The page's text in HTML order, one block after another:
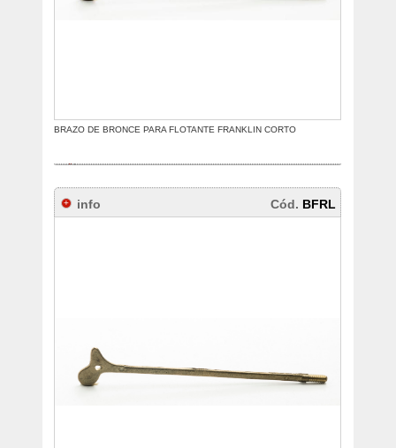
BRAZO DE BRONCE PARA FLOTANTE FRANKLIN CORTO
info Cód. BFRL